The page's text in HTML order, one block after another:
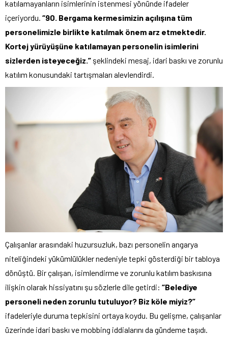
katılamayanların isimlerinin istenmesi yönünde ifadeler
içeriyordu. “90. Bergama kermesimizin açılışına tüm
personelimizle birlikte katılmak önem arz etmektedir.
Kortej yürüyüşüne katılamayan personelin isimlerini
sizlerden isteyeceğiz.” şeklindeki mesaj, idari baskı ve zorunlu
katılım konusundaki tartışmaları alevlendirdi.
Çalışanlar arasındaki huzursuzluk, bazı personelin angarya
niteliğindeki yükümlülükler nedeniyle tepki gösterdiği bir tabloya
dönüştü. Bir çalışan, isimlendirme ve zorunlu katılım baskısına
ilişkin olarak hissiyatını şu sözlerle dile getirdi: “Belediye
personeli neden zorunlu tutuluyor? Biz köle miyiz?”
ifadeleriyle duruma tepkisini ortaya koydu. Bu gelişme, çalışanlar
üzerinde idari baskı ve mobbing iddialarını da gündeme taşıdı.